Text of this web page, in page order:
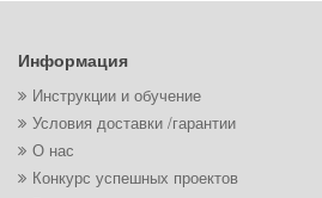
Информация
Инструкции и обучение
Условия доставки /гарантии
О нас
Конкурс успешных проектов